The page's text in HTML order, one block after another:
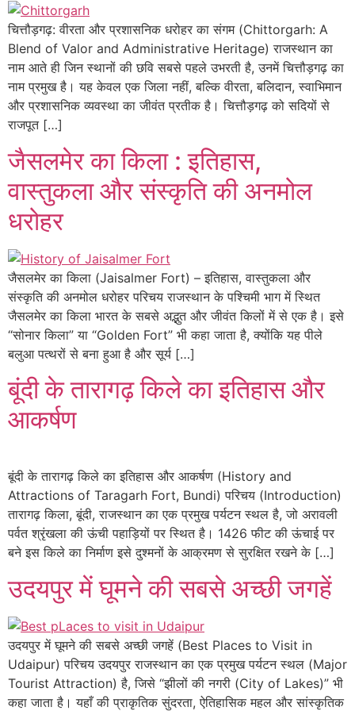
चित्तौड़गढ़: वीरता और प्रशासनिक धरोहर का संगम (Chittorgarh: A
Blend of Valor and Administrative Heritage) राजस्थान का
नाम आते ही जिन स्थानों की छवि सबसे पहले उभरती है, उनमें चित्तौड़गढ़ का
नाम प्रमुख है। यह केवल एक जिला नहीं, बल्कि वीरता, बलिदान, स्वाभिमान
और प्रशासनिक व्यवस्था का जीवंत प्रतीक है। चित्तौड़गढ़ को सदियों से
राजपूत […]
जैसलमेर का किला : इतिहास,
वास्तुकला और संस्कृति की अनमोल
धरोहर
जैसलमेर का किला (Jaisalmer Fort) – इतिहास, वास्तुकला और
संस्कृति की अनमोल धरोहर परिचय राजस्थान के पश्चिमी भाग में स्थित
जैसलमेर का किला भारत के सबसे अद्भुत और जीवंत किलों में से एक है। इसे
“सोनार किला” या “Golden Fort” भी कहा जाता है, क्योंकि यह पीले
बलुआ पत्थरों से बना हुआ है और सूर्य […]
बूंदी के तारागढ़ किले का इतिहास और
आकर्षण
बूंदी के तारागढ़ किले का इतिहास और आकर्षण (History and
Attractions of Taragarh Fort, Bundi) परिचय (Introduction)
तारागढ़ किला, बूंदी, राजस्थान का एक प्रमुख पर्यटन स्थल है, जो अरावली
पर्वत श्रृंखला की ऊंची पहाड़ियों पर स्थित है। 1426 फीट की ऊंचाई पर
बने इस किले का निर्माण इसे दुश्मनों के आक्रमण से सुरक्षित रखने के […]
उदयपुर में घूमने की सबसे अच्छी जगहें
उदयपुर में घूमने की सबसे अच्छी जगहें (Best Places to Visit in
Udaipur) परिचय उदयपुर राजस्थान का एक प्रमुख पर्यटन स्थल (Major
Tourist Attraction) है, जिसे “झीलों की नगरी (City of Lakes)” भी
कहा जाता है। यहाँ की प्राकृतिक सुंदरता, ऐतिहासिक महल और सांस्कृतिक